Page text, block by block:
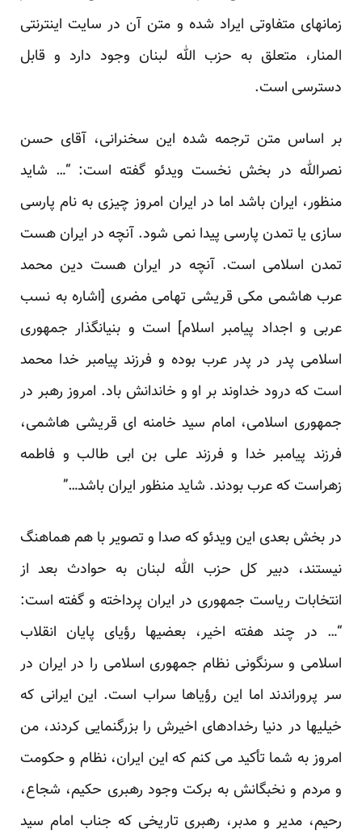
زمانهای متفاوتی ایراد شده و متن آن در سایت اینترنتی
المنار، متعلق به حزب الله لبنان وجود دارد و قابل
دسترسی است.
بر اساس متن ترجمه شده­ این سخنرانی، آقای حسن
نصرالله در بخش نخست ویدئو گفته است: “… شاید
منظور، ایران باشد اما در ایران امروز چیزی به نام پارسی
سازی یا تمدن پارسی پیدا نمی شود. آنچه در ایران هست
تمدن اسلامی است. آنچه در ایران هست دین محمد
عرب هاشمی مکی قریشی تهامی مضری [اشاره به نسب
عربی و اجداد پیامبر اسلام] است و بنیانگذار جمهوری
اسلامی پدر در پدر عرب بوده و فرزند پیامبر خدا محمد
است که درود خداوند بر او و خاندانش باد. امروز رهبر در
جمهوری اسلامی، امام سید خامنه ای قریشی هاشمی،
فرزند پیامبر خدا و فرزند علی بن ابی طالب و فاطمه
زهراست که عرب بودند. شاید منظور ایران باشد…”
در بخش بعدی این ویدئو که صدا و تصویر با هم هماهنگ
نیستند، دبیر کل حزب الله لبنان به حوادث بعد از
انتخابات ریاست جمهوری در ایران پرداخته و گفته است:
“… در چند هفته اخیر، بعضیها رؤیای پایان انقلاب
اسلامی و سرنگونی نظام جمهوری اسلامی را در ایران در
سر پروراندند اما این رؤیاها سراب است. این ایرانی که
خیلیها در دنیا رخدادهای اخیرش را بزرگنمایی کردند، من
امروز به شما تأکید می کنم که این ایران، نظام و حکومت
و مردم و نخبگانش به برکت وجود رهبری حکیم، شجاع،
رحیم، مدیر و مدبر، رهبری تاریخی که جناب امام سید